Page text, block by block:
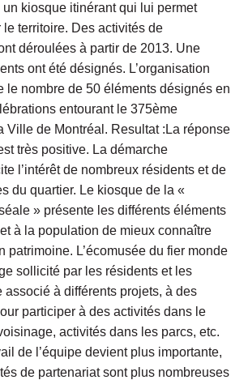
kiosque itinérant qui lui permet
le territoire. Des activités de
déroulées à partir de 2013. Une
ont été désignés. L’organisation
le nombre de 50 éléments désignés en
entourant le 375ème
Ville de Montréal. Resultat :La réponse
très positive. La démarche
l’intérêt de nombreux résidents et de
du quartier. Le kiosque de la «
» présente les différents éléments
à la population de mieux connaître
patrimoine. L’écomusée du fier monde
sollicité par les résidents et les
associé à différents projets, à des
participer à des activités dans le
activités dans les parcs, etc.
de l’équipe devient plus importante,
de partenariat sont plus nombreuses